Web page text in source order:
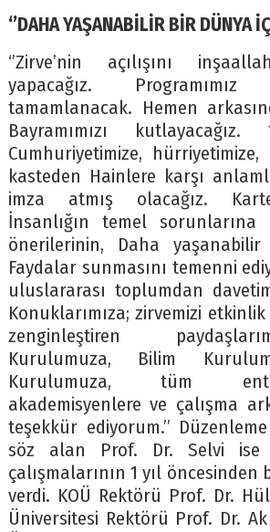
‘’DAHA YAŞANABİLİR BİR DÜNYA
‘’Zirve’nin açılışını
yapacağız.
tamamlanacak. Hemen
Bayramımızı kutlayacağız.
Cumhuriyetimize, hürriyetimize,
kasteden Hainlere karşı
imza atmış olacağız.
İnsanlığın temel
önerilerinin, Daha
Faydalar sunmasını temenni
uluslararası toplumdan
Konuklarımıza; zirvemizi
zenginleştiren
Kurulumuza, Bilim
Kurulumuza, tüm
akademisyenlere ve çalışma
teşekkür ediyorum.’’
söz alan Prof. Dr. Selvi ise
çalışmalarının 1 yıl öncesinden
verdi. KOÜ Rektörü Prof. Dr.
Üniversitesi Rektörü Prof. Dr.